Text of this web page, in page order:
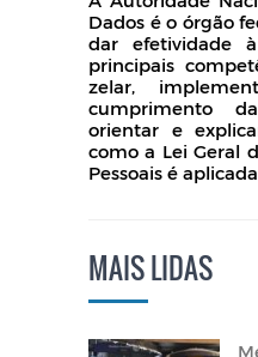
Dados é o órgão
dar efetividade
principais
zelar,
cumprimento
orientar e
como a Lei Geral
Pessoais é
MAIS LIDAS